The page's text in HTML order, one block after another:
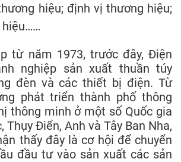
hiệu; định vị thương hiệu;
hiệu……
từ năm 1973, trước đây, Điện
nghiệp sản xuất thuần túy
đèn và các thiết bị điện. Từ
phát triển thành phố thông
thông minh ở một số Quốc gia
Thụy Điển, Anh và Tây Ban Nha,
thấy đây là cơ hội để chuyển
đầu tư vào sản xuất các sản